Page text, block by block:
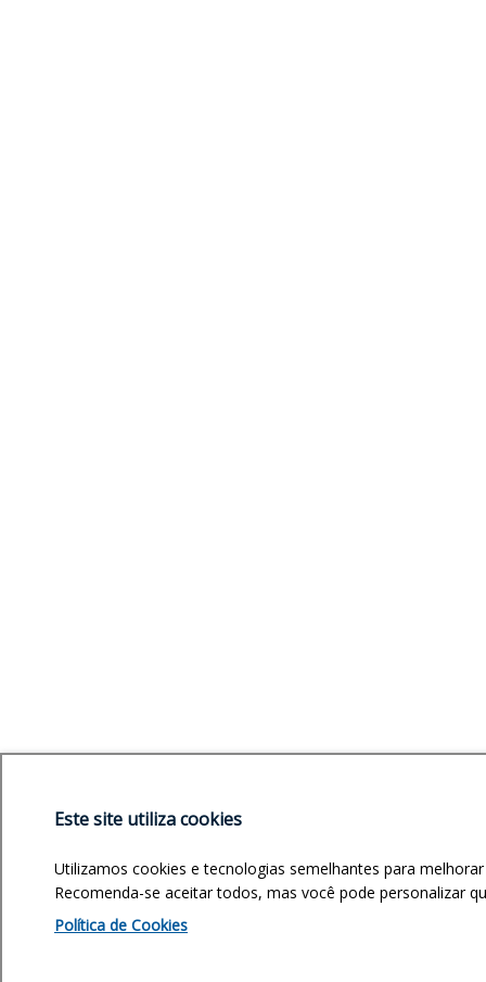
Este site utiliza cookies
Utilizamos cookies e tecnologias semelhantes para
Recomenda-se aceitar todos, mas você pode personalizar
Política de Cookies